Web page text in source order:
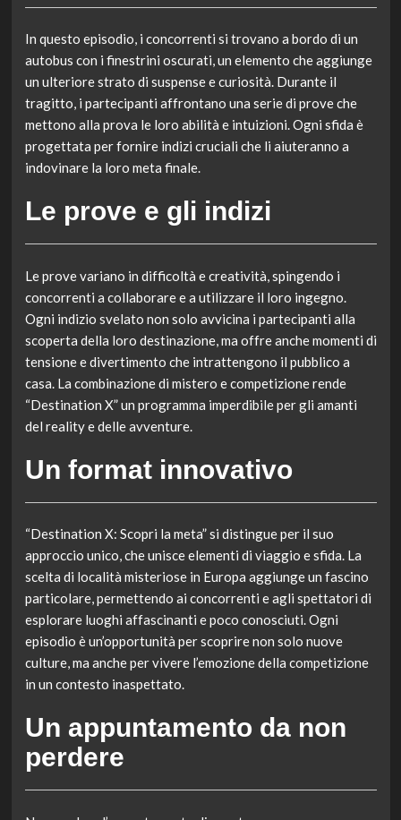
In questo episodio, i concorrenti si trovano a bordo di un
autobus con i finestrini oscurati, un elemento che aggiunge
un ulteriore strato di suspense e curiosità. Durante il
tragitto, i partecipanti affrontano una serie di prove che
mettono alla prova le loro abilità e intuizioni. Ogni sfida è
progettata per fornire indizi cruciali che li aiuteranno a
indovinare la loro meta finale.
Le prove e gli indizi
Le prove variano in difficoltà e creatività, spingendo i
concorrenti a collaborare e a utilizzare il loro ingegno.
Ogni indizio svelato non solo avvicina i partecipanti alla
scoperta della loro destinazione, ma offre anche momenti di
tensione e divertimento che intrattengono il pubblico a
casa. La combinazione di mistero e competizione rende
“Destination X” un programma imperdibile per gli amanti
del reality e delle avventure.
Un format innovativo
“Destination X: Scopri la meta” si distingue per il suo
approccio unico, che unisce elementi di viaggio e sfida. La
scelta di località misteriose in Europa aggiunge un fascino
particolare, permettendo ai concorrenti e agli spettatori di
esplorare luoghi affascinanti e poco conosciuti. Ogni
episodio è un’opportunità per scoprire non solo nuove
culture, ma anche per vivere l’emozione della competizione
in un contesto inaspettato.
Un appuntamento da non
perdere